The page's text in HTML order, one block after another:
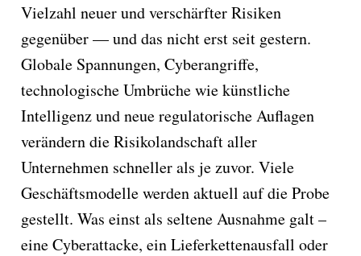
Vielzahl neuer und verschärfter Risiken
gegenüber — und das nicht erst seit gestern.
Globale Spannungen, Cyberangriffe,
technologische Umbrüche wie künstliche
Intelligenz und neue regulatorische Auflagen
verändern die Risikolandschaft aller
Unternehmen schneller als je zuvor. Viele
Geschäftsmodelle werden aktuell auf die Probe
gestellt. Was einst als seltene Ausnahme galt –
eine Cyberattacke, ein Lieferkettenausfall oder